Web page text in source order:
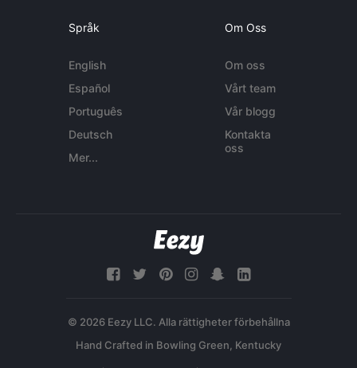
Språk
English
Español
Português
Deutsch
Mer...
Om Oss
Om oss
Vårt team
Vår blogg
Kontakta
oss
© 2026 Eezy LLC. Alla rättigheter förbehållna